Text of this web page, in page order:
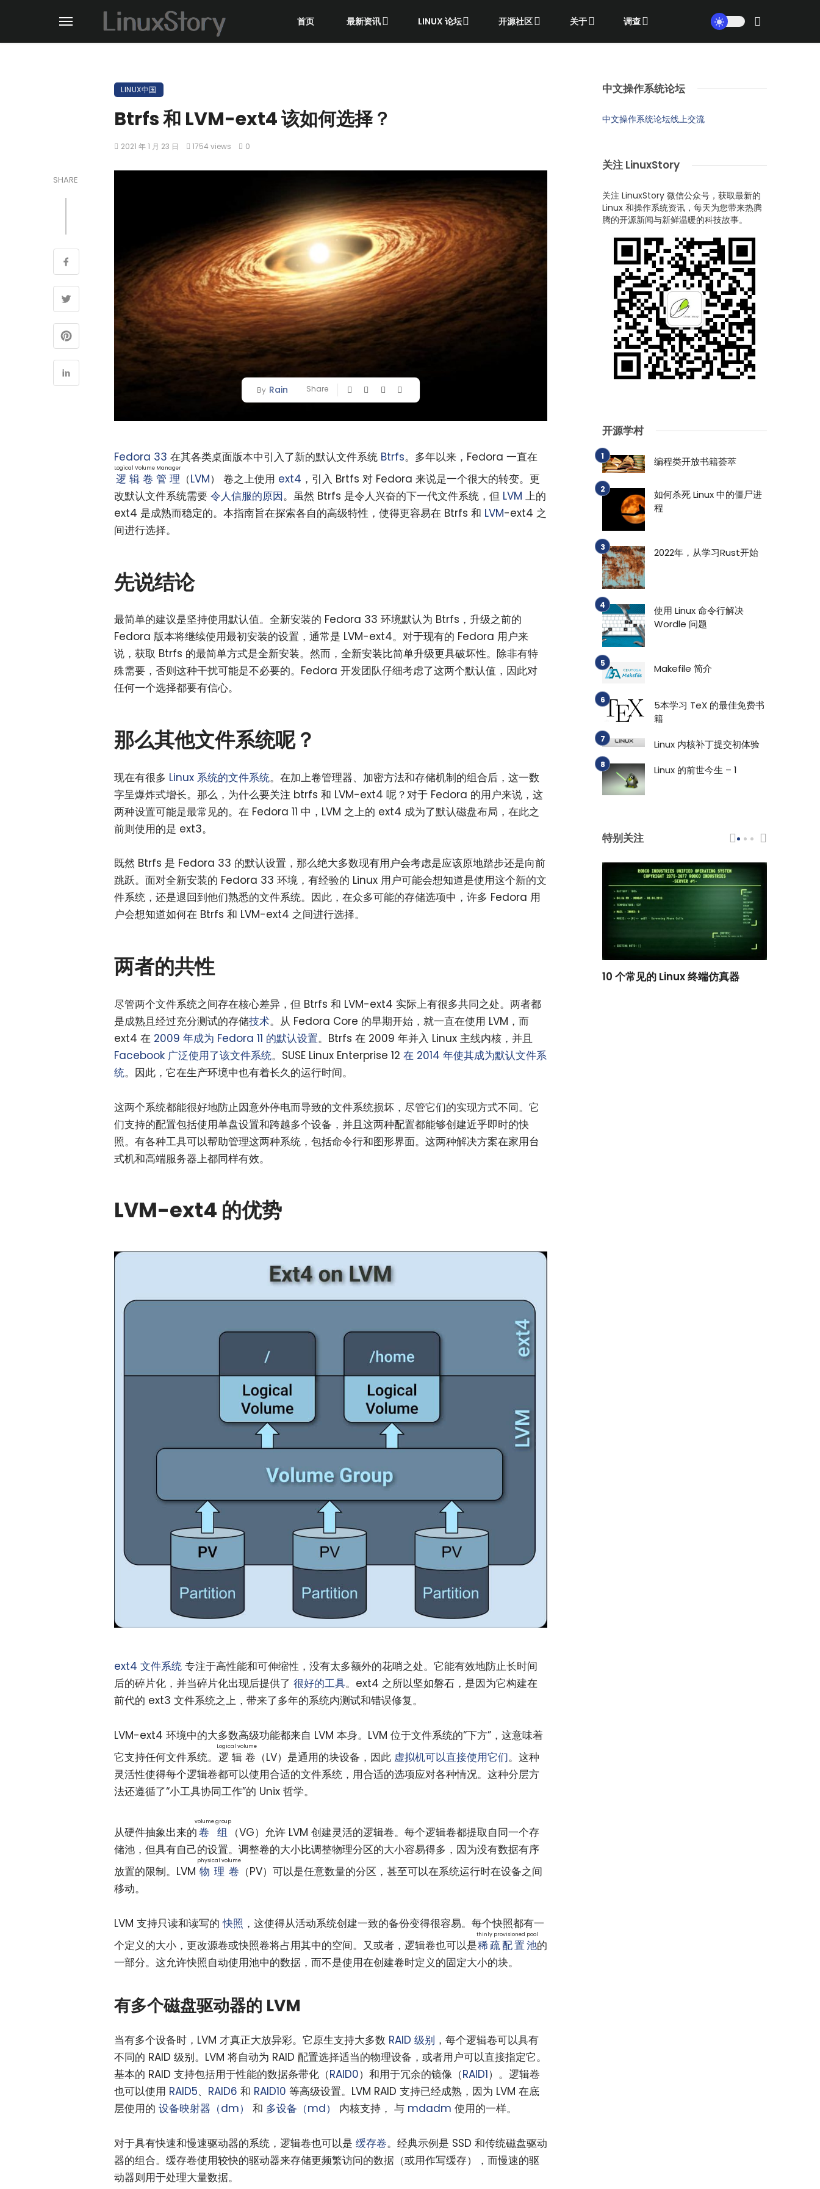
首页 最新资讯 LINUX 论坛 开源社区 关于 调查
LINUX中国
Btrfs 和 LVM-ext4 该如何选择？
2021 年 1 月 23 日 1754 views 0
SHARE
By Rain Share
Fedora 33 在其各类桌面版本中引入了新的默认文件系统 Btrfs。多年以来，Fedora 一直在
逻辑卷管理
Logical Volume Manager
（LVM） 卷之上使用 ext4 ，引入 Brtfs 对 Fedora 来说是一个很大的转变。更
改默认文件系统需要 令人信服的原因。虽然 Btrfs 是令人兴奋的下一代文件系统，但 LVM 上的
ext4 是成熟而稳定的。本指南旨在探索各自的高级特性，使得更容易在 Btrfs 和 LVM-ext4 之
间进行选择。
先说结论
最简单的建议是坚持使用默认值。全新安装的 Fedora 33 环境默认为 Btrfs，升级之前的
Fedora 版本将继续使用最初安装的设置，通常是 LVM-ext4。对于现有的 Fedora 用户来
说，获取 Btrfs 的最简单方式是全新安装。然而，全新安装比简单升级更具破坏性。除非有特
殊需要，否则这种干扰可能是不必要的。Fedora 开发团队仔细考虑了这两个默认值，因此对
任何一个选择都要有信心。
那么其他文件系统呢？
现在有很多 Linux 系统的文件系统。在加上卷管理器、加密方法和存储机制的组合后，这一数
字呈爆炸式增长。那么，为什么要关注 btrfs 和 LVM-ext4 呢？对于 Fedora 的用户来说，这
两种设置可能是最常见的。在 Fedora 11 中，LVM 之上的 ext4 成为了默认磁盘布局，在此之
前则使用的是 ext3。
既然 Btrfs 是 Fedora 33 的默认设置，那么绝大多数现有用户会考虑是应该原地踏步还是向前
跳跃。面对全新安装的 Fedora 33 环境，有经验的 Linux 用户可能会想知道是使用这个新的文
件系统，还是退回到他们熟悉的文件系统。因此，在众多可能的存储选项中，许多 Fedora 用
户会想知道如何在 Btrfs 和 LVM-ext4 之间进行选择。
两者的共性
尽管两个文件系统之间存在核心差异，但 Btrfs 和 LVM-ext4 实际上有很多共同之处。两者都
是成熟且经过充分测试的存储技术。从 Fedora Core 的早期开始，就一直在使用 LVM，而
ext4 在 2009 年成为 Fedora 11 的默认设置。Btrfs 在 2009 年并入 Linux 主线内核，并且
Facebook 广泛使用了该文件系统。SUSE Linux Enterprise 12 在 2014 年使其成为默认文件系
统。因此，它在生产环境中也有着长久的运行时间。
这两个系统都能很好地防止因意外停电而导致的文件系统损坏，尽管它们的实现方式不同。它
们支持的配置包括使用单盘设置和跨越多个设备，并且这两种配置都能够创建近乎即时的快
照。有各种工具可以帮助管理这两种系统，包括命令行和图形界面。这两种解决方案在家用台
式机和高端服务器上都同样有效。
LVM-ext4 的优势
ext4 文件系统 专注于高性能和可伸缩性，没有太多额外的花哨之处。它能有效地防止长时间
后的碎片化，并当碎片化出现后提供了 很好的工具。ext4 之所以坚如磐石，是因为它构建在
前代的 ext3 文件系统之上，带来了多年的系统内测试和错误修复。
LVM-ext4 环境中的大多数高级功能都来自 LVM 本身。LVM 位于文件系统的“下方”，这意味着
它支持任何文件系统。 逻辑卷
Logical volume
（LV）是通用的块设备，因此 虚拟机可以直接使用它们。这种
灵活性使得每个逻辑卷都可以使用合适的文件系统，用合适的选项应对各种情况。这种分层方
法还遵循了“小工具协同工作”的 Unix 哲学。
从硬件抽象出来的卷组
volume group
（VG）允许 LVM 创建灵活的逻辑卷。每个逻辑卷都提取自同一个存
储池，但具有自己的设置。调整卷的大小比调整物理分区的大小容易得多，因为没有数据有序
放置的限制。LVM 物理卷
physical volume
（PV）可以是任意数量的分区，甚至可以在系统运行时在设备之间
移动。
LVM 支持只读和读写的快照 ，这使得从活动系统创建一致的备份变得很容易。每个快照都有一
个定义的大小，更改源卷或快照卷将占用其中的空间。又或者，逻辑卷也可以是稀疏配置池
thinly provisioned pool
的
一部分。这允许快照自动使用池中的数据，而不是使用在创建卷时定义的固定大小的块。
有多个磁盘驱动器的 LVM
当有多个设备时，LVM 才真正大放异彩。它原生支持大多数 RAID 级别 ，每个逻辑卷可以具有
不同的 RAID 级别。LVM 将自动为 RAID 配置选择适当的物理设备，或者用户可以直接指定它。
基本的 RAID 支持包括用于性能的数据条带化（RAID0）和用于冗余的镜像（RAID1）。逻辑卷
也可以使用 RAID5、 RAID6 和 RAID10 等高级设置。LVM RAID 支持已经成熟，因为 LVM 在底
层使用的 设备映射器（dm） 和 多设备（md） 内核支持， 与 mdadm 使用的一样。
对于具有快速和慢速驱动器的系统，逻辑卷也可以是 缓存卷。经典示例是 SSD 和传统磁盘驱动
器的组合。缓存卷使用较快的驱动器来存储更频繁访问的数据（或用作写缓存），而慢速的驱
动器则用于处理大量数据。
中文操作系统论坛
中文操作系统论坛线上交流
关注 LinuxStory
关注 LinuxStory 微信公众号，获取最新的
Linux 和操作系统资讯，每天为您带来热腾
腾的开源新闻与新鲜温暖的科技故事。
开源学村
编程类开放书籍荟萃
如何杀死 Linux 中的僵尸进
程
2022年，从学习Rust开始
使用 Linux 命令行解决
Wordle 问题
Makefile 简介
5本学习 TeX 的最佳免费书
籍
Linux 内核补丁提交初体验
Linux 的前世今生 – 1
特别关注
10 个常见的 Linux 终端仿真器